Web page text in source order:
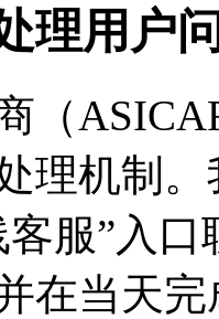
理用户
（
理机制
服”入
在当天